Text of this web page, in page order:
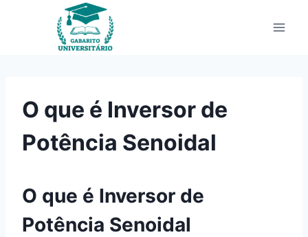
O que é Inversor de
Potência Senoidal
O que é Inversor de
Potência Senoidal